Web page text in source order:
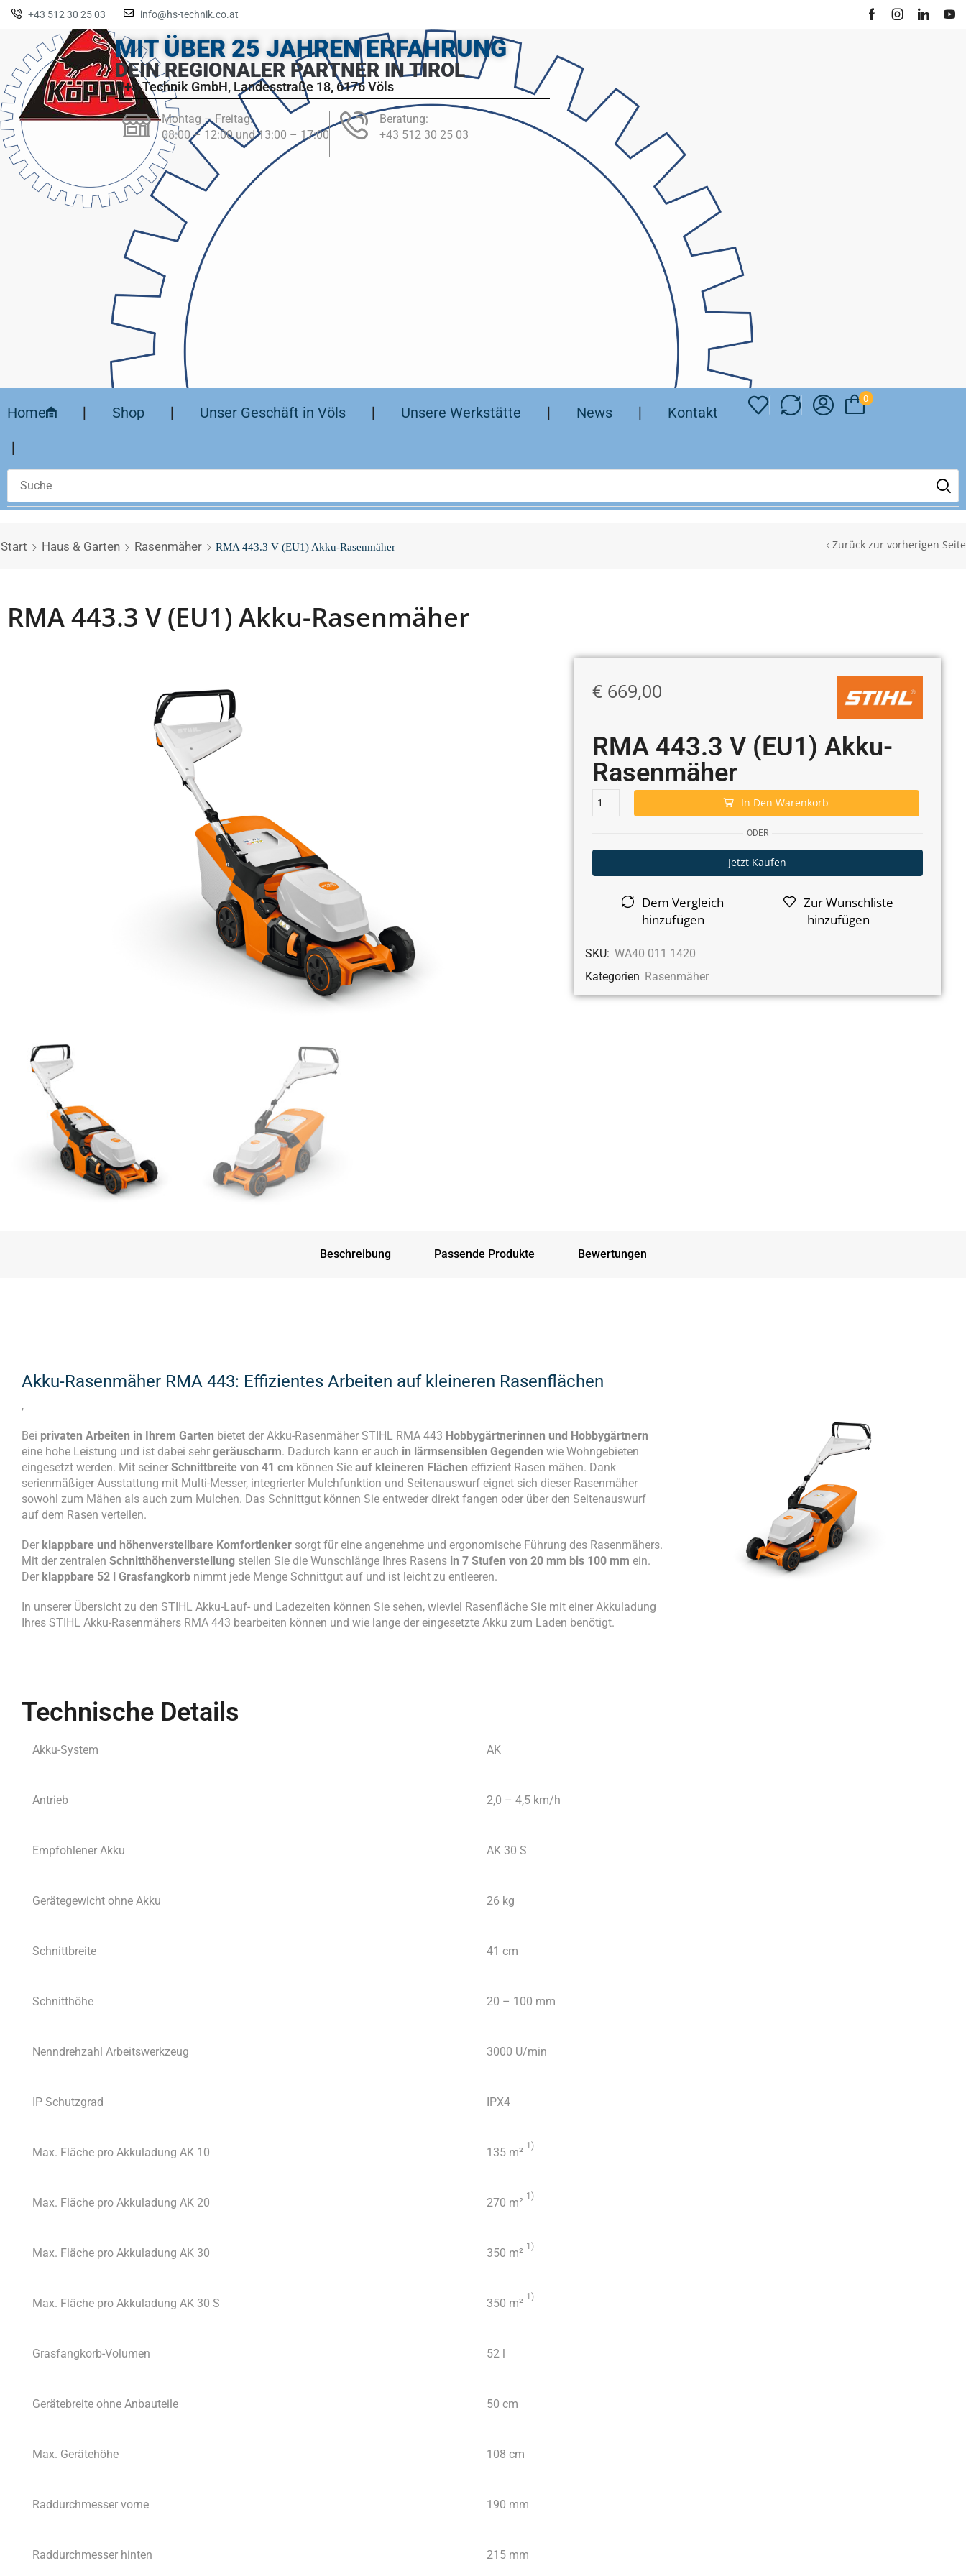
+43 512 30 25 03 info@hs-technik.co.at
MIT ÜBER 25 JAHREN ERFAHRUNG
DEIN REGIONALER PARTNER IN TIROL
H+S Technik GmbH, Landesstraße 18, 6176 Völs
Montag – Freitag:
08:00 – 12:00 und 13:00 – 17:00
Beratung:
+43 512 30 25 03
Home ❘ Shop ❘ Unser Geschäft in Völs ❘ Unsere Werkstätte ❘ News ❘ Kontakt
❘
0
Start Haus & Garten Rasenmäher RMA 443.3 V (EU1) Akku-Rasenmäher Zurück zur vorherigen Seite
RMA 443.3 V (EU1) Akku-Rasenmäher
€669,00
RMA 443.3 V (EU1) Akku-
Rasenmäher
In Den Warenkorb
ODER
Jetzt Kaufen
Dem Vergleich
hinzufügen
Zur Wunschliste
hinzufügen
SKU: WA40 011 1420
Kategorien Rasenmäher
Beschreibung Passende Produkte Bewertungen
Akku-Rasenmäher RMA 443: Effizientes Arbeiten auf kleineren Rasenflächen
,
Bei privaten Arbeiten in Ihrem Garten bietet der Akku-Rasenmäher STIHL RMA 443 Hobbygärtnerinnen und Hobbygärtnern
eine hohe Leistung und ist dabei sehr geräuscharm. Dadurch kann er auch in lärmsensiblen Gegenden wie Wohngebieten
eingesetzt werden. Mit seiner Schnittbreite von 41 cm können Sie auf kleineren Flächen effizient Rasen mähen. Dank
serienmäßiger Ausstattung mit Multi-Messer, integrierter Mulchfunktion und Seitenauswurf eignet sich dieser Rasenmäher
sowohl zum Mähen als auch zum Mulchen. Das Schnittgut können Sie entweder direkt fangen oder über den Seitenauswurf
auf dem Rasen verteilen.
Der klappbare und höhenverstellbare Komfortlenker sorgt für eine angenehme und ergonomische Führung des Rasenmähers.
Mit der zentralen Schnitthöhenverstellung stellen Sie die Wunschlänge Ihres Rasens in 7 Stufen von 20 mm bis 100 mm ein.
Der klappbare 52 l Grasfangkorb nimmt jede Menge Schnittgut auf und ist leicht zu entleeren.
In unserer Übersicht zu den STIHL Akku-Lauf- und Ladezeiten können Sie sehen, wieviel Rasenfläche Sie mit einer Akkuladung
Ihres STIHL Akku-Rasenmähers RMA 443 bearbeiten können und wie lange der eingesetzte Akku zum Laden benötigt.
Technische Details
Akku-System AK
Antrieb 2,0 – 4,5 km/h
Empfohlener Akku AK 30 S
Gerätegewicht ohne Akku 26 kg
Schnittbreite 41 cm
Schnitthöhe 20 – 100 mm
Nenndrehzahl Arbeitswerkzeug 3000 U/min
IP Schutzgrad IPX4
Max. Fläche pro Akkuladung AK 10 135 m²
1)
Max. Fläche pro Akkuladung AK 20 270 m²
1)
Max. Fläche pro Akkuladung AK 30 350 m²
1)
Max. Fläche pro Akkuladung AK 30 S 350 m²
1)
Grasfangkorb-Volumen 52 l
Gerätebreite ohne Anbauteile 50 cm
Max. Gerätehöhe 108 cm
Raddurchmesser vorne 190 mm
Raddurchmesser hinten 215 mm